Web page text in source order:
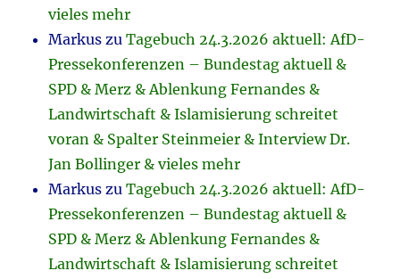
vieles mehr
Markus zuTagebuch 24.3.2026 aktuell: AfD-
Pressekonferenzen – Bundestag aktuell &
SPD & Merz & Ablenkung Fernandes &
Landwirtschaft & Islamisierung schreitet
voran & Spalter Steinmeier & Interview Dr.
Jan Bollinger & vieles mehr
Markus zuTagebuch 24.3.2026 aktuell: AfD-
Pressekonferenzen – Bundestag aktuell &
SPD & Merz & Ablenkung Fernandes &
Landwirtschaft & Islamisierung schreitet